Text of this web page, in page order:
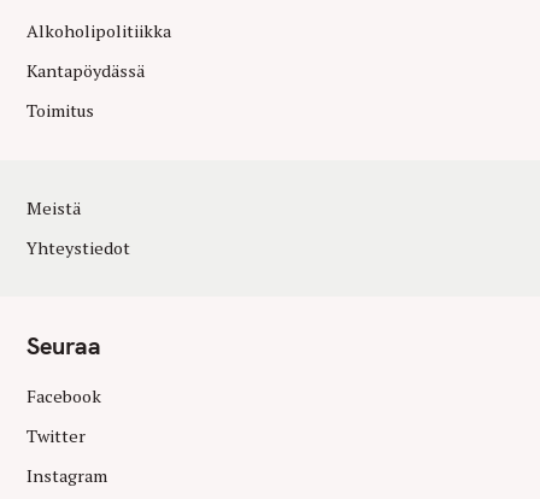
Alkoholipolitiikka
Kantapöydässä
Toimitus
Meistä
Yhteystiedot
Seuraa
Facebook
Twitter
Instagram